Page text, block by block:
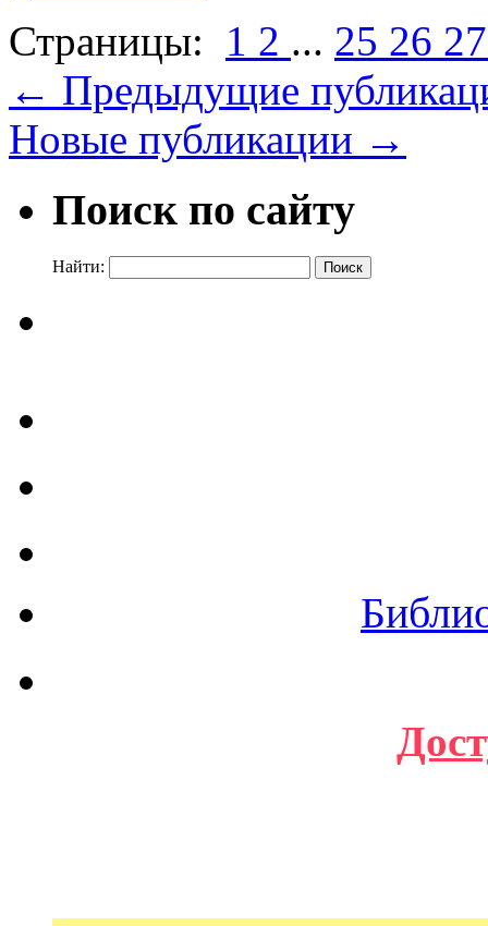
Страницы:
1 2 ... 25 26
← Предыдущие
Новые публикации →
Поиск по сайту
Найти: